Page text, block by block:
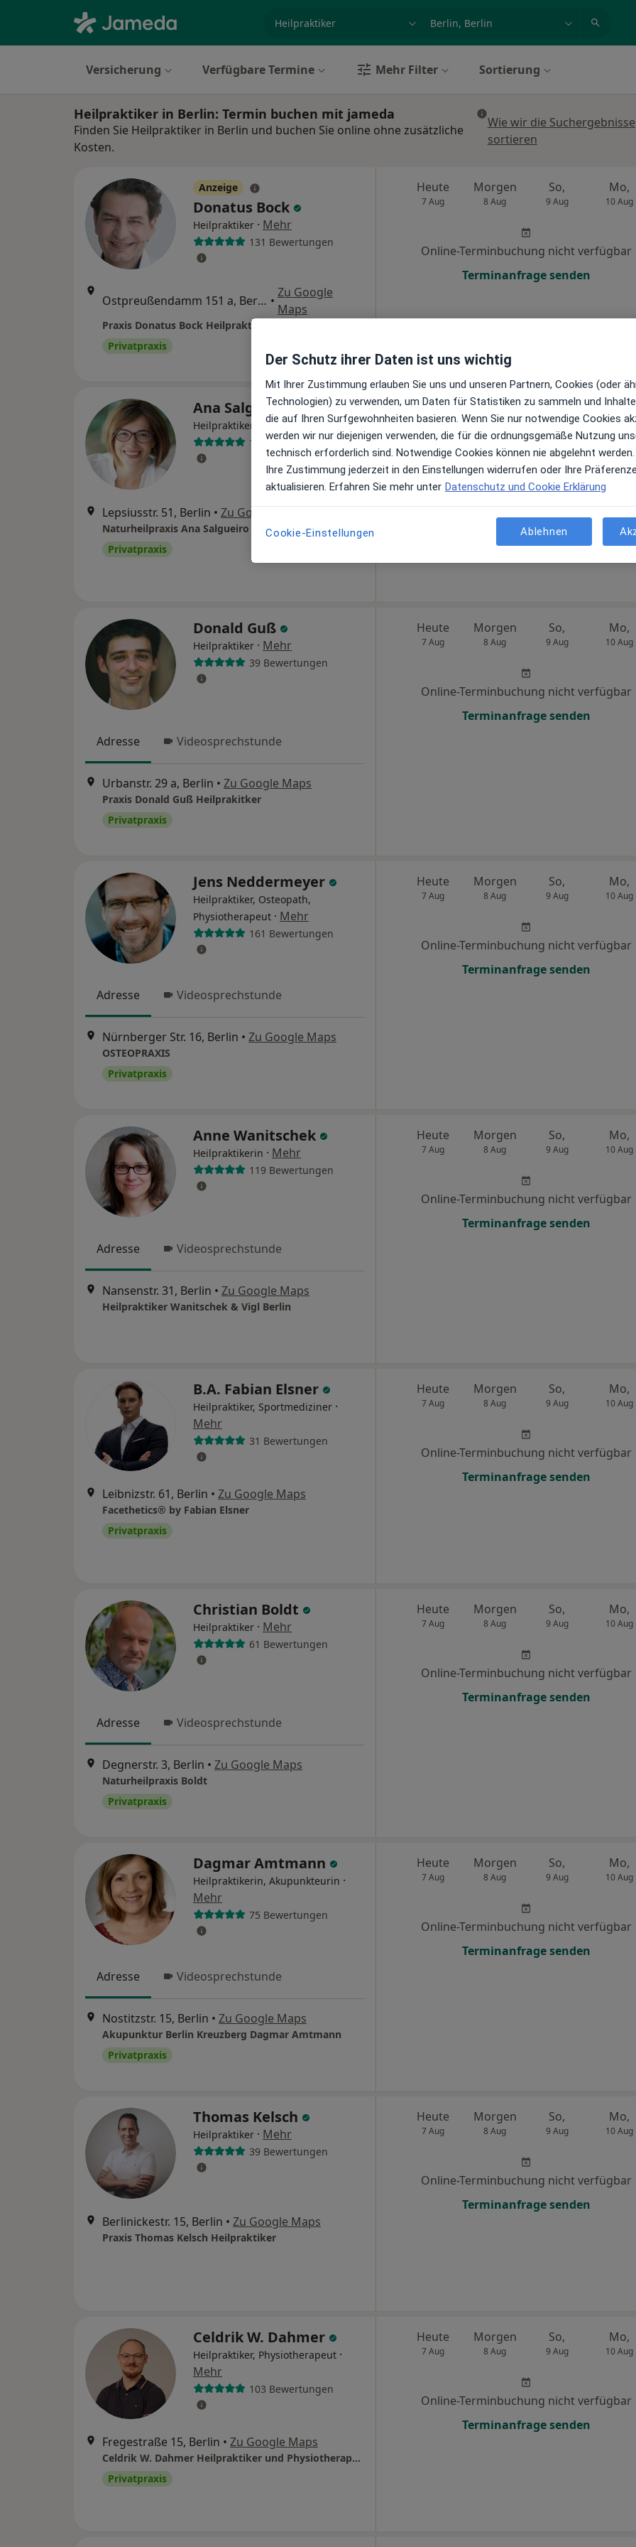
Versicherung Verfügbare Termine Mehr Filter Sortierung
Heilpraktiker in Berlin: Termin buchen mit jameda
Finden Sie Heilpraktiker in Berlin und buchen Sie online ohne zusätzliche
Kosten.
Wie wir die Suchergebnisse
sortieren
Anzeige
Donatus Bock
Heilpraktiker · Mehr
131 Bewertungen
Ostpreußendamm 151 a, Berlin •
Zu Google
Maps
Praxis Donatus Bock Heilpraktiker
Privatpraxis
Heute
7 Aug
Morgen
8 Aug
So,
9 Aug
Mo,
10 Aug
Online-Terminbuchung nicht verfügbar
Terminanfrage senden
Ana Salgueiro Scerba
Heilpraktikerin ·Mehr
154 Bewertungen
Lepsiusstr. 51, Berlin • Zu Google Maps
Naturheilpraxis Ana Salgueiro Scerba Heilpraktikerin
Privatpraxis
Heute
7 Aug
Morgen
8 Aug
So,
9 Aug
Mo,
10 Aug
Online-Terminbuchung nicht verfügbar
Terminanfrage senden
Donald Guß
Heilpraktiker · Mehr
39 Bewertungen
Adresse Videosprechstunde
Urbanstr. 29 a, Berlin • Zu Google Maps
Praxis Donald Guß Heilprakitker
Privatpraxis
Heute
7 Aug
Morgen
8 Aug
So,
9 Aug
Mo,
10 Aug
Online-Terminbuchung nicht verfügbar
Terminanfrage senden
Jens Neddermeyer
Heilpraktiker, Osteopath,
Physiotherapeut · Mehr
161 Bewertungen
Adresse Videosprechstunde
Nürnberger Str. 16, Berlin • Zu Google Maps
OSTEOPRAXIS
Privatpraxis
Heute
7 Aug
Morgen
8 Aug
So,
9 Aug
Mo,
10 Aug
Online-Terminbuchung nicht verfügbar
Terminanfrage senden
Anne Wanitschek
Heilpraktikerin · Mehr
119 Bewertungen
Adresse Videosprechstunde
Nansenstr. 31, Berlin • Zu Google Maps
Heilpraktiker Wanitschek & Vigl Berlin
Heute
7 Aug
Morgen
8 Aug
So,
9 Aug
Mo,
10 Aug
Online-Terminbuchung nicht verfügbar
Terminanfrage senden
B.A. Fabian Elsner
Heilpraktiker, Sportmediziner ·
Mehr
31 Bewertungen
Leibnizstr. 61, Berlin • Zu Google Maps
Facethetics® by Fabian Elsner
Privatpraxis
Heute
7 Aug
Morgen
8 Aug
So,
9 Aug
Mo,
10 Aug
Online-Terminbuchung nicht verfügbar
Terminanfrage senden
Christian Boldt
Heilpraktiker · Mehr
61 Bewertungen
Adresse Videosprechstunde
Degnerstr. 3, Berlin • Zu Google Maps
Naturheilpraxis Boldt
Privatpraxis
Heute
7 Aug
Morgen
8 Aug
So,
9 Aug
Mo,
10 Aug
Online-Terminbuchung nicht verfügbar
Terminanfrage senden
Dagmar Amtmann
Heilpraktikerin, Akupunkteurin ·
Mehr
75 Bewertungen
Adresse Videosprechstunde
Nostitzstr. 15, Berlin • Zu Google Maps
Akupunktur Berlin Kreuzberg Dagmar Amtmann
Privatpraxis
Heute
7 Aug
Morgen
8 Aug
So,
9 Aug
Mo,
10 Aug
Online-Terminbuchung nicht verfügbar
Terminanfrage senden
Thomas Kelsch
Heilpraktiker · Mehr
39 Bewertungen
Berlinickestr. 15, Berlin • Zu Google Maps
Praxis Thomas Kelsch Heilpraktiker
Heute
7 Aug
Morgen
8 Aug
So,
9 Aug
Mo,
10 Aug
Online-Terminbuchung nicht verfügbar
Terminanfrage senden
Celdrik W. Dahmer
Heilpraktiker, Physiotherapeut ·
Mehr
103 Bewertungen
Fregestraße 15, Berlin • Zu Google Maps
Celdrik W. Dahmer Heilpraktiker und Physiotherapeut
Privatpraxis
Heute
7 Aug
Morgen
8 Aug
So,
9 Aug
Mo,
10 Aug
Online-Terminbuchung nicht verfügbar
Terminanfrage senden
Der Schutz ihrer Daten ist uns wichtig
Mit Ihrer Zustimmung erlauben Sie uns und unseren Partnern, Cookies (oder
Technologien) zu verwenden, um Daten für Statistiken zu sammeln und
die auf Ihren Surfgewohnheiten basieren. Wenn Sie nur notwendige Cookies
werden wir nur diejenigen verwenden, die für die ordnungsgemäße Nutzung
technisch erforderlich sind. Notwendige Cookies können nie abgelehnt werden.
Ihre Zustimmung jederzeit in den Einstellungen widerrufen oder Ihre
aktualisieren. Erfahren Sie mehr unter Datenschutz und Cookie Erklärung
Cookie-Einstellungen Ablehnen